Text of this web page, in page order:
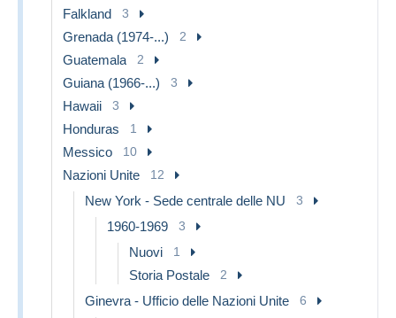
Falkland 3
Grenada (1974-...) 2
Guatemala 2
Guiana (1966-...) 3
Hawaii 3
Honduras 1
Messico 10
Nazioni Unite 12
New York - Sede centrale delle NU 3
1960-1969 3
Nuovi 1
Storia Postale 2
Ginevra - Ufficio delle Nazioni Unite 6